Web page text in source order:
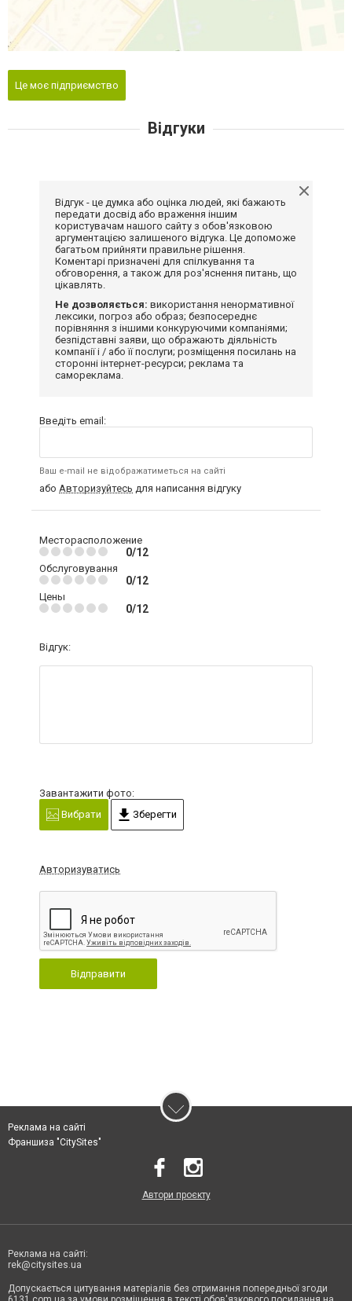
Це моє підприємство
Відгуки
Відгук - це думка або оцінка людей, які бажають
передати досвід або враження іншим
користувачам нашого сайту з обов'язковою
аргументацією залишеного відгука. Це допоможе
багатьом прийняти правильне рішення.
Коментарі призначені для спілкування та
обговорення, а також для роз'яснення питань, що
цікавлять.
Не дозволяється: використання ненормативної
лексики, погроз або образ; безпосереднє
порівняння з іншими конкуруючими компаніями;
безпідставні заяви, що ображають діяльність
компанії і / або її послуги; розміщення посилань на
сторонні інтернет-ресурси; реклама та
самореклама.
Введіть email:
Ваш e-mail не відображатиметься на сайті
або Авторизуйтесь для написання відгуку
Месторасположение
0/12
Обслуговування
0/12
Цены
0/12
Відгук:
Завантажити фото:
Вибрати
Зберегти
Авторизуватись
Відправити
Реклама на сайті
Франшиза "CitySites"
Автори проєкту
Реклама на сайті:
rek@citysites.ua
Допускається цитування матеріалів без отримання попередньої згоди